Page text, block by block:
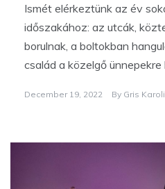
Ismét elérkeztünk az év
időszakához: az utcák,
borulnak, a boltokban
család a közelgő ünnepekre
December 19, 2022 By Gris